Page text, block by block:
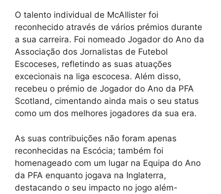
O talento individual de McAllister foi
reconhecido através de vários prémios durante
a sua carreira. Foi nomeado Jogador do Ano da
Associação dos Jornalistas de Futebol
Escoceses, refletindo as suas atuações
excecionais na liga escocesa. Além disso,
recebeu o prémio de Jogador do Ano da PFA
Scotland, cimentando ainda mais o seu status
como um dos melhores jogadores da sua era.
As suas contribuições não foram apenas
reconhecidas na Escócia; também foi
homenageado com um lugar na Equipa do Ano
da PFA enquanto jogava na Inglaterra,
destacando o seu impacto no jogo além-